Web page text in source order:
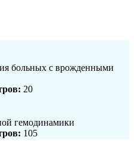
больных с врожденными
20
гемодинамики
105